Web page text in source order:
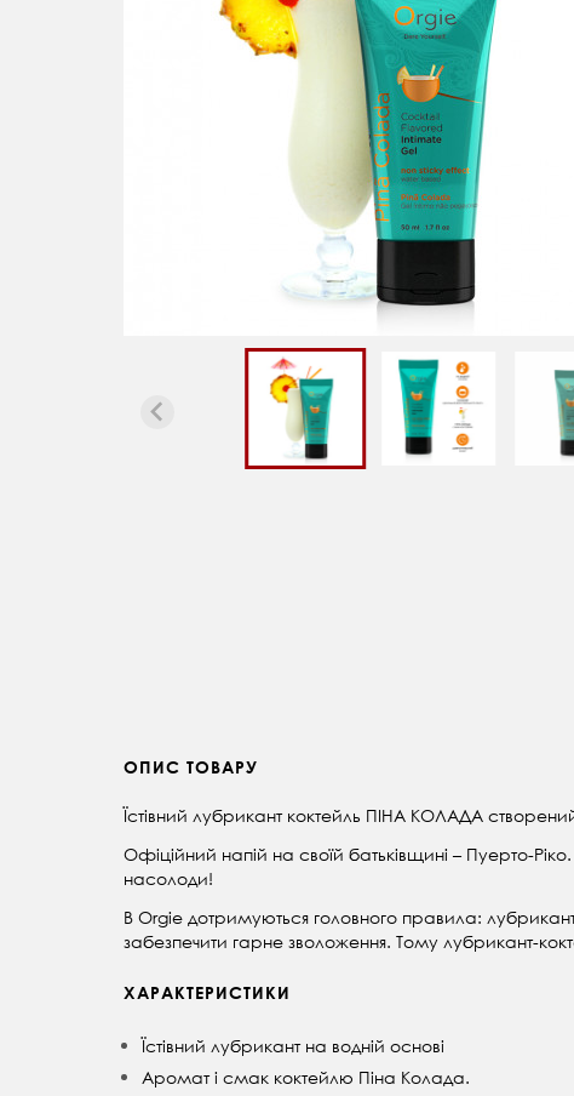
ОПИС ТОВАРУ
Їстівний лубрикант коктейль ПІНА КОЛАДА
Офіційний напій на своїй батьківщині – Пуерто-
насолоди!
В Orgie дотримуються головного правила:
забезпечити гарне зволоження. Тому лубрикант-
ХАРАКТЕРИСТИКИ
Їстівний лубрикант на водній основі
Аромат і смак коктейлю Піна Колада.